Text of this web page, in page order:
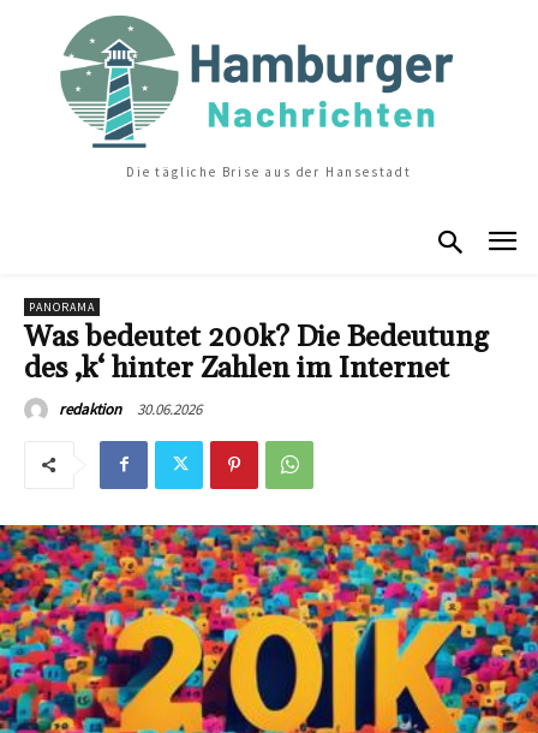
Die tägliche Brise aus der Hansestadt
PANORAMA
Was bedeutet 200k? Die Bedeutung
des ‚k‘ hinter Zahlen im Internet
redaktion 30.06.2026